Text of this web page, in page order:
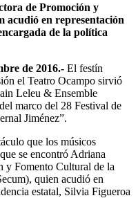
de Promoción y
acudió en representación
de la política
de 2016.- El festín
el Teatro Ocampo sirvió
Leleu & Ensemble
marco del 28 Festival de
Jiménez”.
que los músicos
se encontró Adriana
y Fomento Cultural de la
quien acudió en
estatal, Silvia Figueroa